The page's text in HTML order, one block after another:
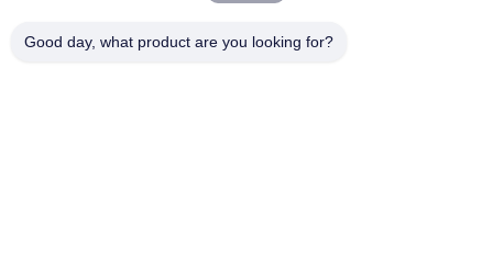
Good day, what product are you looking for?